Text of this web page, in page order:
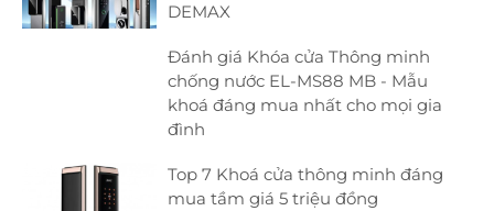
DEMAX
Đánh giá Khóa cửa Thông minh
chống nước EL-MS88 MB - Mẫu
khoá đáng mua nhất cho mọi gia
đình
Top 7 Khoá cửa thông minh đáng
mua tầm giá 5 triệu đồng